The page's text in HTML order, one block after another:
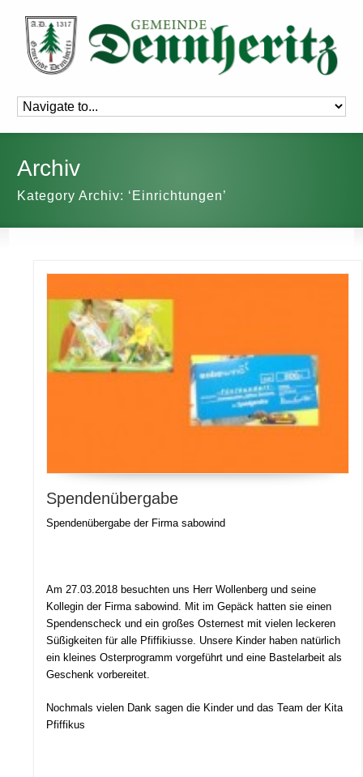
Archiv
Kategory Archiv: ‘Einrichtungen’
Spendenübergabe
Spendenübergabe der Firma sabowind
Am 27.03.2018 besuchten uns Herr Wollenberg und seine
Kollegin der Firma sabowind. Mit im Gepäck hatten sie einen
Spendenscheck und ein großes Osternest mit vielen leckeren
Süßigkeiten für alle Pfiffikiusse. Unsere Kinder haben natürlich
ein kleines Osterprogramm vorgeführt und eine Bastelarbeit als
Geschenk vorbereitet.
Nochmals vielen Dank sagen die Kinder und das Team der Kita
Pfiffikus